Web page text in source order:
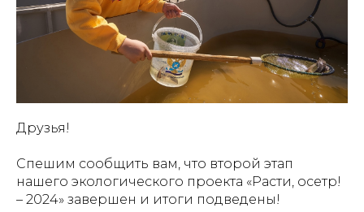
Друзья!
Спешим сообщить вам, что второй этап
нашего экологического проекта «Расти, осетр!
– 2024» завершен и итоги подведены!